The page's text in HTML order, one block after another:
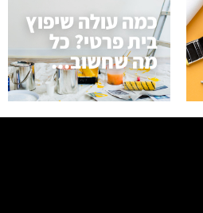
כמה עולה שיפוץ
בית פרטי? כל
מה שחשוב...